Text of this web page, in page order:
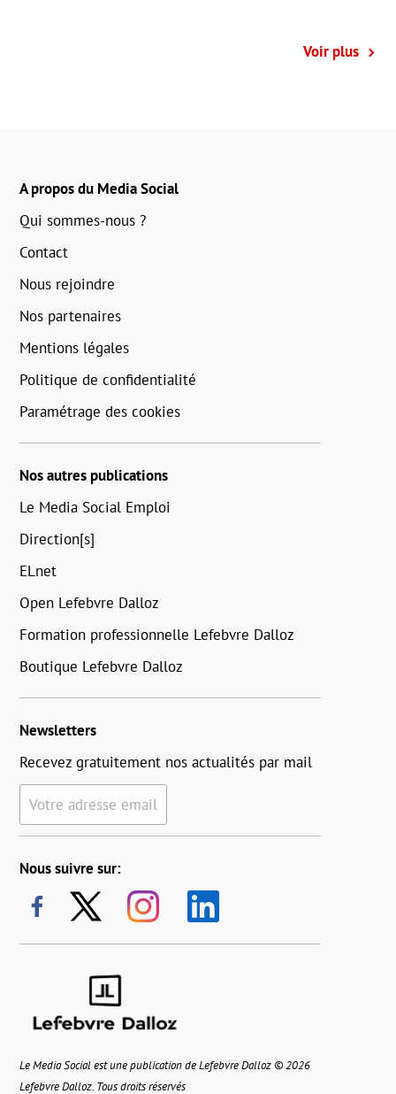
Voir plus
A propos du Media Social
Qui sommes-nous ?
Contact
Nous rejoindre
Nos partenaires
Mentions légales
Politique de confidentialité
Paramétrage des cookies
Nos autres publications
Le Media Social Emploi
Direction[s]
ELnet
Open Lefebvre Dalloz
Formation professionnelle Lefebvre Dalloz
Boutique Lefebvre Dalloz
Newsletters
Recevez gratuitement nos actualités par mail
Votre adresse email
Nous suivre sur:
Le Media Social est une publication de Lefebvre Dalloz © 2026
Lefebvre Dalloz. Tous droits réservés